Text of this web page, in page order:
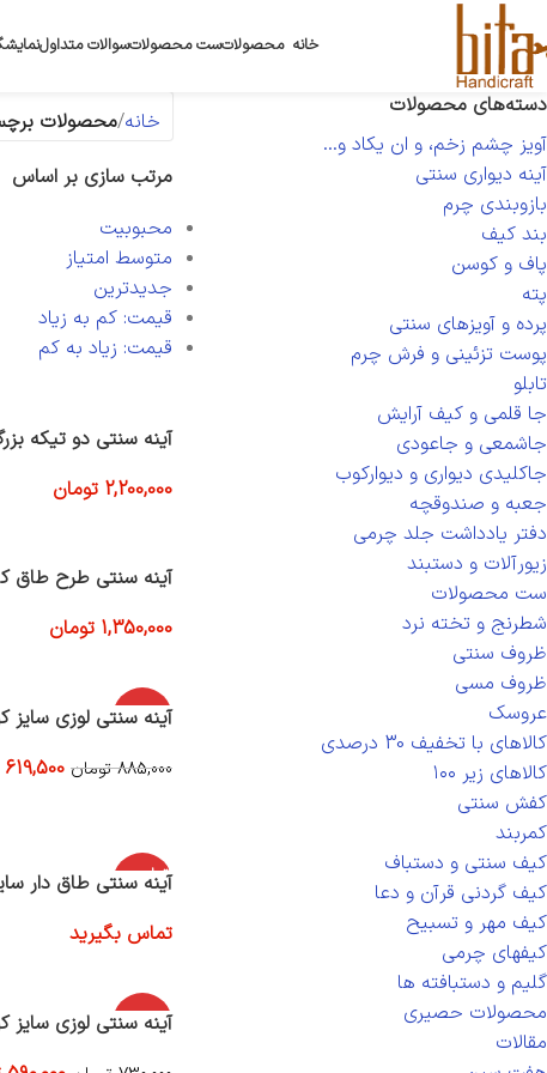
خانه محصولاتست محصولاتسوالات متداول
دسته‌های محصولات
آویز چشم زخم، و ان یکاد و...
آینه دیواری سنتی
بازوبندی چرم
بند کیف
پاف و کوسن
پته
پرده و آویزهای سنتی
پوست تزئینی و فرش چرم
تابلو
جا قلمی و کیف آرایش
جاشمعی و جاعودی
جاکلیدی دیواری و دیوارکوب
جعبه و صندوقچه
دفتر یادداشت جلد چرمی
زیورآلات و دستبند
ست محصولات
شطرنج و تخته نرد
ظروف سنتی
ظروف مسی
عروسک
کالاهای با تخفیف 30 درصدی
کالاهای زیر ۱۰۰
کفش سنتی
کمربند
کیف سنتی و دستباف
کیف گردنی قرآن و دعا
کیف مهر و تسبیح
کیفهای چرمی
گلیم و دستبافته ها
محصولات حصیری
مقالات
خانه محصولات
مرتب سازی بر اساس
محبوبیت
متوسط امتیاز
جدیدترین
قیمت: کم به زیاد
قیمت: زیاد به کم
آینه سنتی دو تیکه
2,200,000 تومان
آینه سنتی طرح طاق
1,350,000 تومان
-30%
آینه سنتی لوزی سایز
885,000 تومان 619,500
اتمام موج
ودی
آینه سنتی طاق دار
تماس بگیرید
-19%
آینه سنتی لوزی